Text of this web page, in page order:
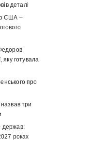
деталі
США –
яку готувала
про
три
держав:
роках